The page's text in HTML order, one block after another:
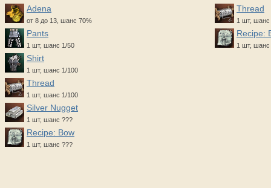
Adena
от 8 до 13, шанс 70%
Pants
1 шт, шанс 1/50
Shirt
1 шт, шанс 1/100
Thread
1 шт, шанс 1/100
Silver Nugget
1 шт, шанс ???
Recipe: Bow
1 шт, шанс ???
Thread
1 шт, шанс
Recipe:
1 шт, шанс